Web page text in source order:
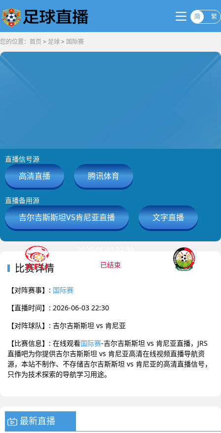
简 繁
您的位置： 首页 > 足球> 国际赛
已结束
直播信号源
高清直播 腾讯体育
直播备用源
吉尔吉斯斯坦VS肯尼亚直播 文字直播
比赛详情
【对阵赛事】: 国际赛
【直播时间】: 2026-06-03 22:30
【对阵球队】: 吉尔吉斯斯坦 vs 肯尼亚
【比赛信息】: 在线观看国际赛-吉尔吉斯斯坦 vs 肯尼亚直播，JRS
直播吧为你提供吉尔吉斯斯坦 vs 肯尼亚高清在线视频直播导航资
源，本站不制作、不存储吉尔吉斯斯坦 vs 肯尼亚的高清直播信号，
只作为技术探索的导航学习用途。
最新直播